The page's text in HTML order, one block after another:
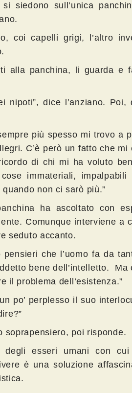
siedono sull’unica
coi capelli grigi, l’altro
alla panchina, li guarda e
nipoti”, dice l’anziano. Poi,
più spesso mi trovo a
C’è però un fatto che mi
di chi mi ha voluto
immateriali, impalpabili
non ci sarò più.”
ha ascoltato con
Comunque interviene a
seduto accanto.
che l’uomo fa da
bene dell’intelletto. Ma
il problema dell’esistenza.”
po’ perplesso il suo
soprapensiero, poi risponde.
degli esseri umani con cui
è una soluzione